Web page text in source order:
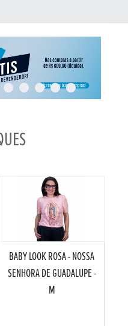
BABY LOOK ROSA - NOSSA
SENHORA DE GUADALUPE -
M